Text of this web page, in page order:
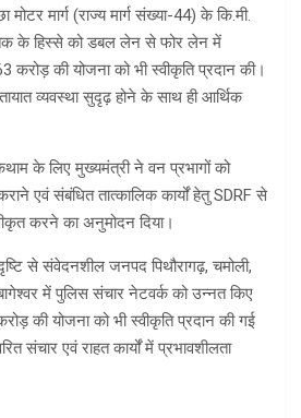
मार्ग (राज्य मार्ग संख्या-44) के कि.मी.
के हिस्से को डबल लेन से फोर लेन में
करोड़ की योजना को भी स्वीकृति प्रदान की।
व्यवस्था सुदृढ़ होने के साथ ही आर्थिक
के लिए मुख्यमंत्री ने वन प्रभागों को
एवं संबंधित तात्कालिक कार्यों हेतु SDRF से
करने का अनुमोदन दिया।
से संवेदनशील जनपद पिथौरागढ़, चमोली,
में पुलिस संचार नेटवर्क को उन्नत किए
की योजना को भी स्वीकृति प्रदान की गई
संचार एवं राहत कार्यों में प्रभावशीलता